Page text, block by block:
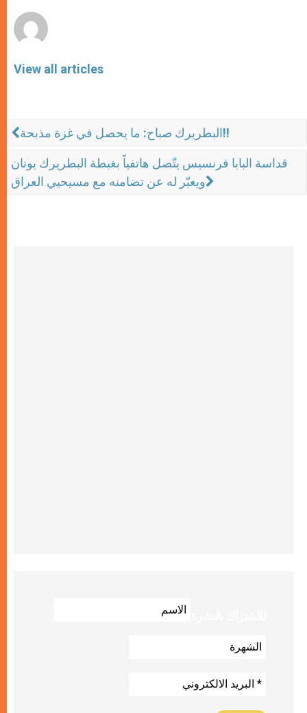
View all articles
البطريرك صباح: ما يحصل في غزة مذبحة!!
قداسة البابا فرنسيس يتّصل هاتفياً بغبطة البطريرك يونان
ويعبّر له عن تضامنه مع مسيحيي العراق